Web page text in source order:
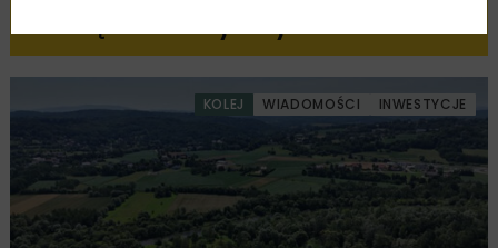
KOLEJ WIADOMOŚCI INWESTYCJE